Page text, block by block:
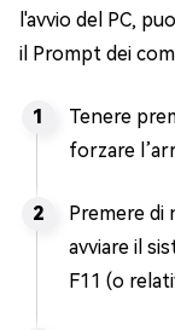
l'avvio del PC,
il Prompt dei
Tenere
forzare
Premere di
avviare il
F11 (o